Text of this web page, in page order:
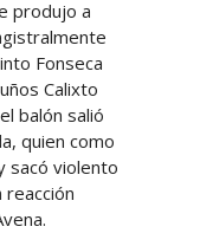
produjo a
Fonseca
Calixto
balón salió
quien como
sacó violento